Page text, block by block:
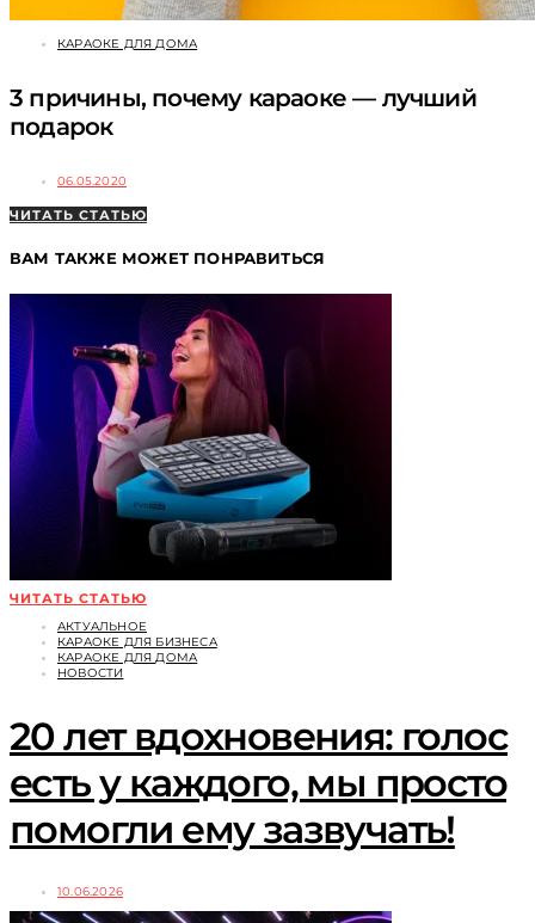
КАРАОКЕ ДЛЯ ДОМА
3 причины, почему караоке — лучший
подарок
06.05.2020
ЧИТАТЬ СТАТЬЮ
ВАМ ТАКЖЕ МОЖЕТ ПОНРАВИТЬСЯ
ЧИТАТЬ СТАТЬЮ
АКТУАЛЬНОЕ
КАРАОКЕ ДЛЯ БИЗНЕСА
КАРАОКЕ ДЛЯ ДОМА
НОВОСТИ
20 лет вдохновения: голос
есть у каждого, мы просто
помогли ему зазвучать!
10.06.2026